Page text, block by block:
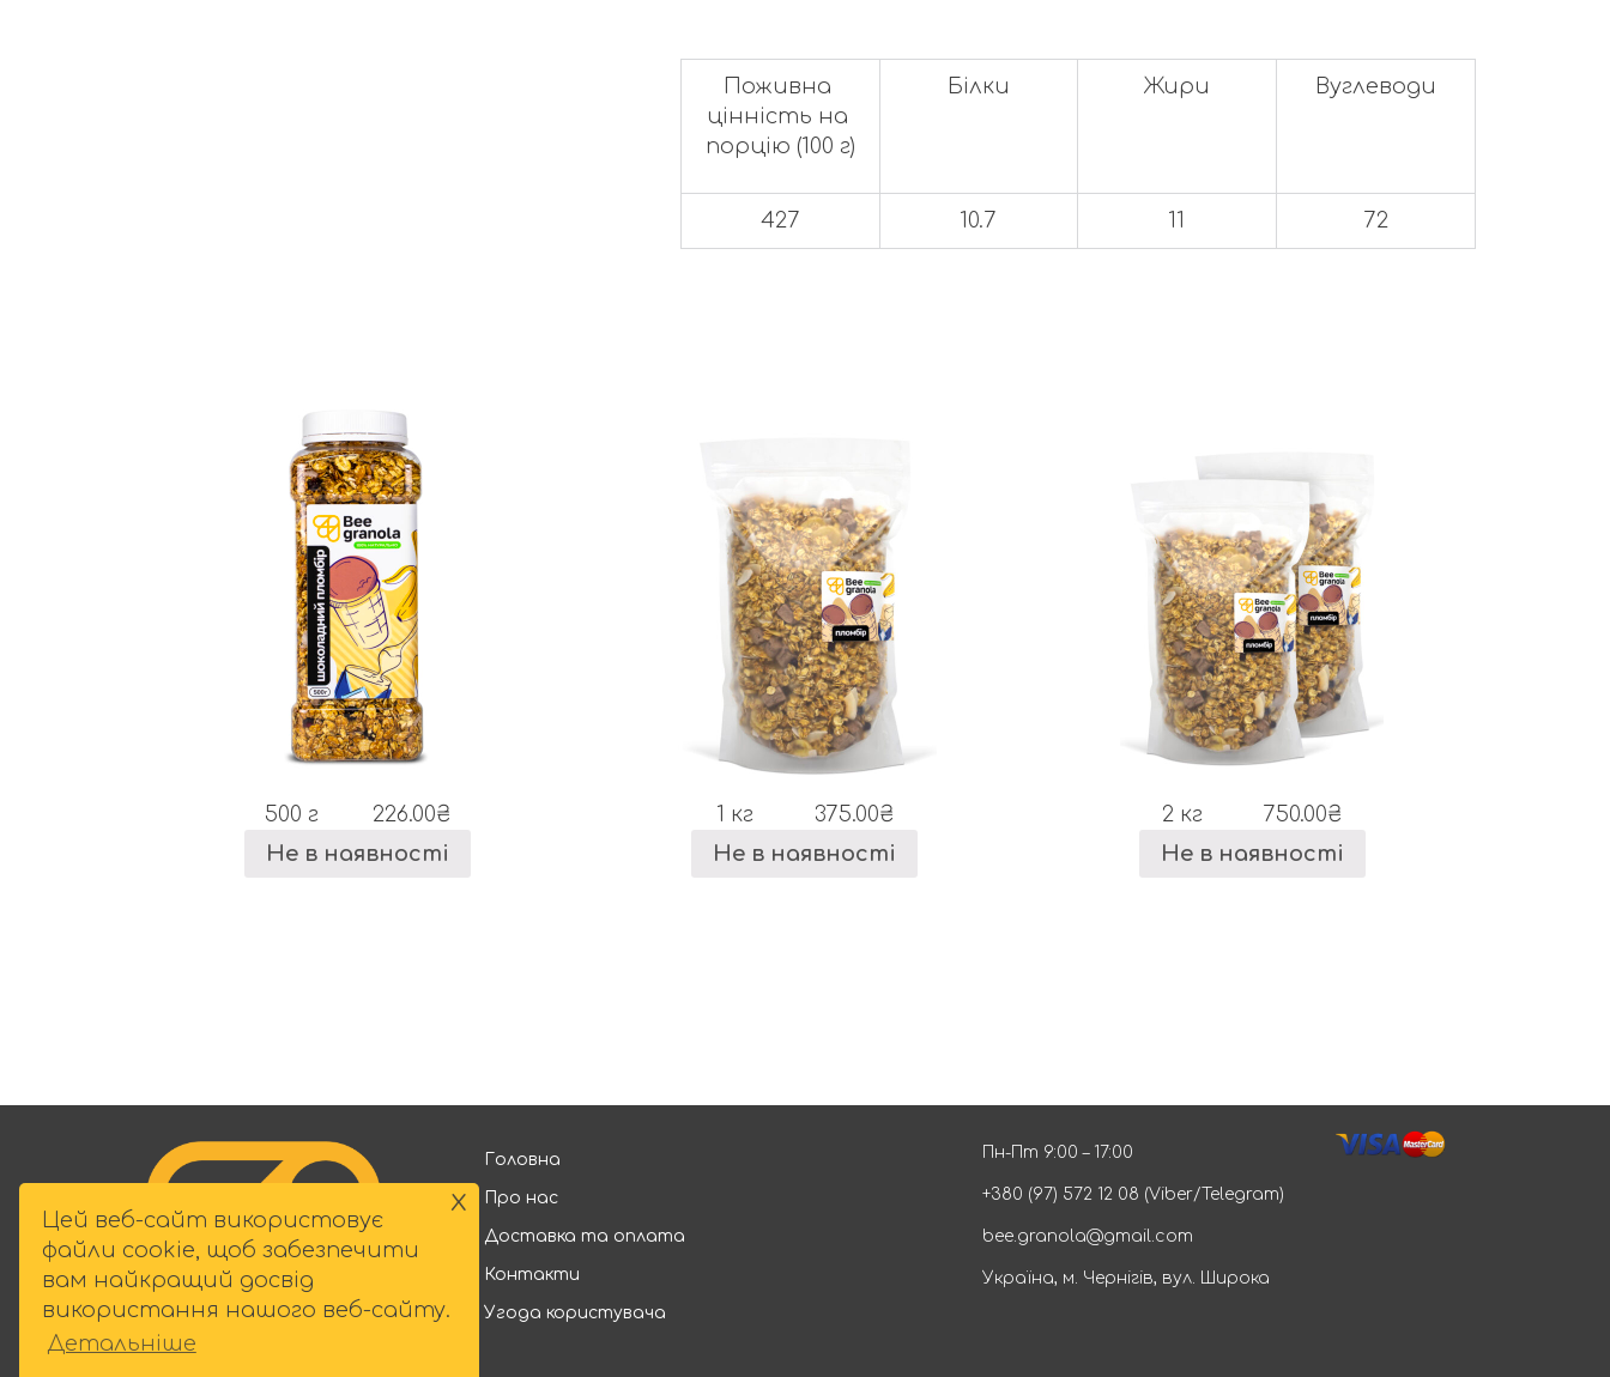
Поживна
цінність на
порцію (100 г)
Білки Жири Вуглеводи
427 10.7 11 72
500 г 226.00₴
Не в наявності
1 кг 375.00₴
Не в наявності
2 кг 750.00₴
Не в наявності
Головна
Про нас
Доставка та оплата
Контакти
Угода користувача
Пн-Пт 9:00 – 17:00
+380 (97) 572 12 08 (Viber/Telegram)
bee.granola@gmail.com
Україна, м. Чернігів, вул. Широка
Цей веб-сайт використовує
файли cookie, щоб забезпечити
вам найкращий досвід
використання нашого веб-сайту.
Детальніше
x